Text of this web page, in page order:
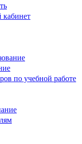
по учебной работе